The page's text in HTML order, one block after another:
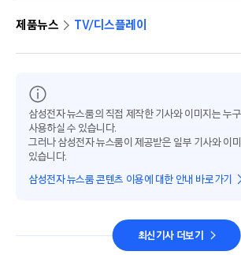
제품뉴스 TV/디스플레이
삼성전자 뉴스룸의 직접 제작한 기사와 이미지는 누
사용하실 수 있습니다.
그러나 삼성전자 뉴스룸이 제공받은 일부 기사와 이
있습니다.
삼성전자 뉴스룸 콘텐츠 이용에 대한 안내 바로가기
최신기사 더보기